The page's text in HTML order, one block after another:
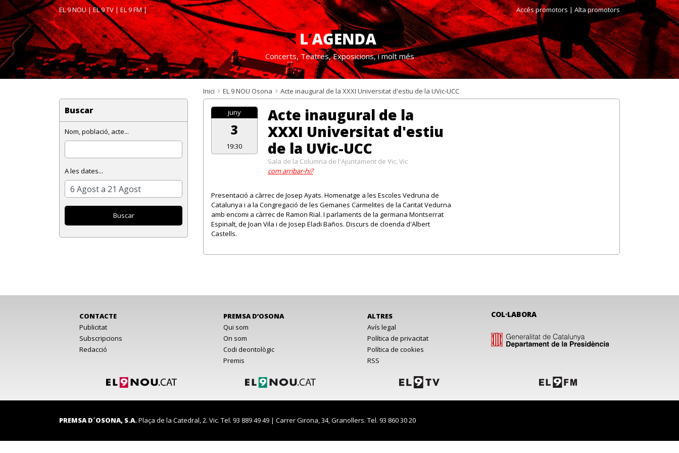
EL 9 NOU|EL 9 TV |EL 9 FM| Accés promotors | Alta promotors
Concerts, Teatres, Exposicions, i molt més
Buscar
Nom, població, acte...
A les dates...
Inici EL 9 NOU Osona Acte inaugural de la XXXI Universitat d'estiu de la UVic-UCC
juny
3
19:30
Acte inaugural de la
XXXI Universitat d'estiu
de la UVic-UCC
Sala de la Columna de l'Ajuntament de Vic, Vic
com arribar-hi?
Presentació a càrrec de Josep Ayats. Homenatge a les Escoles Vedruna de
Catalunya i a la Congregació de les Gemanes Carmelites de la Caritat Vedurna
amb encomi a càrrec de Ramon Rial. I parlaments de la germana Montserrat
Espinalt, de Joan Vila i de Josep Eladi Baños. Discurs de cloenda d'Albert
Castells.
CONTACTE
Publicitat
Subscripcions
Redacció
PREMSA D’OSONA
Qui som
On som
Codi deontològic
Premis
ALTRES
Avís legal
Política de privacitat
Política de cookies
RSS
COL·LABORA
PREMSA D´OSONA, S.A.Plaça de la Catedral, 2. Vic. Tel. 93 889 49 49 | Carrer Girona, 34, Granollers. Tel. 93 860 30 20